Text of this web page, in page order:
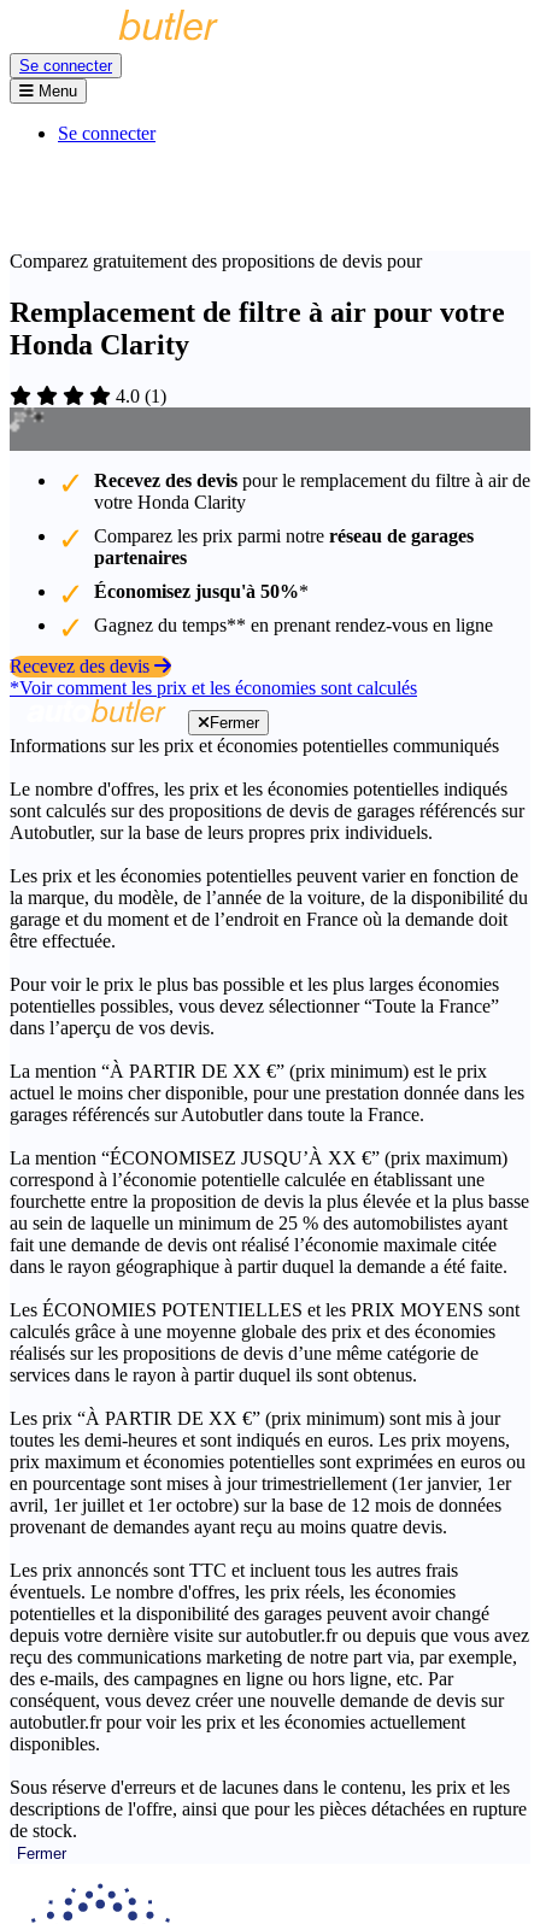
Se connecter
Menu
Se connecter
Comparez gratuitement des propositions de devis pour
Remplacement de filtre à air pour votre
Honda Clarity
4.0 (1)
Recevez des devis pour le remplacement du filtre à air de
votre Honda Clarity
Comparez les prix parmi notre réseau de garages
partenaires
Économisez jusqu'à 50%*
Gagnez du temps** en prenant rendez-vous en ligne
Recevez des devis
*Voir comment les prix et les économies sont calculés
Fermer
Informations sur les prix et économies potentielles communiqués
Le nombre d'offres, les prix et les économies potentielles indiqués
sont calculés sur des propositions de devis de garages référencés sur
Autobutler, sur la base de leurs propres prix individuels.
Les prix et les économies potentielles peuvent varier en fonction de
la marque, du modèle, de l’année de la voiture, de la disponibilité du
garage et du moment et de l’endroit en France où la demande doit
être effectuée.
Pour voir le prix le plus bas possible et les plus larges économies
potentielles possibles, vous devez sélectionner “Toute la France”
dans l’aperçu de vos devis.
La mention “À PARTIR DE XX €” (prix minimum) est le prix
actuel le moins cher disponible, pour une prestation donnée dans les
garages référencés sur Autobutler dans toute la France.
La mention “ÉCONOMISEZ JUSQU’À XX €” (prix maximum)
correspond à l’économie potentielle calculée en établissant une
fourchette entre la proposition de devis la plus élevée et la plus basse
au sein de laquelle un minimum de 25 % des automobilistes ayant
fait une demande de devis ont réalisé l’économie maximale citée
dans le rayon géographique à partir duquel la demande a été faite.
Les ÉCONOMIES POTENTIELLES et les PRIX MOYENS sont
calculés grâce à une moyenne globale des prix et des économies
réalisés sur les propositions de devis d’une même catégorie de
services dans le rayon à partir duquel ils sont obtenus.
Les prix “À PARTIR DE XX €” (prix minimum) sont mis à jour
toutes les demi-heures et sont indiqués en euros. Les prix moyens,
prix maximum et économies potentielles sont exprimées en euros ou
en pourcentage sont mises à jour trimestriellement (1er janvier, 1er
avril, 1er juillet et 1er octobre) sur la base de 12 mois de données
provenant de demandes ayant reçu au moins quatre devis.
Les prix annoncés sont TTC et incluent tous les autres frais
éventuels. Le nombre d'offres, les prix réels, les économies
potentielles et la disponibilité des garages peuvent avoir changé
depuis votre dernière visite sur autobutler.fr ou depuis que vous avez
reçu des communications marketing de notre part via, par exemple,
des e-mails, des campagnes en ligne ou hors ligne, etc. Par
conséquent, vous devez créer une nouvelle demande de devis sur
autobutler.fr pour voir les prix et les économies actuellement
disponibles.
Sous réserve d'erreurs et de lacunes dans le contenu, les prix et les
descriptions de l'offre, ainsi que pour les pièces détachées en rupture
de stock.
Fermer